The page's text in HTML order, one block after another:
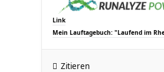
Link
Mein Lauftagebuch: "Laufend im
Zitieren